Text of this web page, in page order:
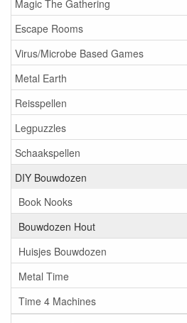
Magic The Gathering
Escape Rooms
Virus/Microbe Based Games
Metal Earth
Reisspellen
Legpuzzles
Schaakspellen
DIY Bouwdozen
Book Nooks
Bouwdozen Hout
Huisjes Bouwdozen
Metal Time
Time 4 Machines